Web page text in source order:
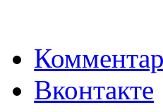
Вконтакте